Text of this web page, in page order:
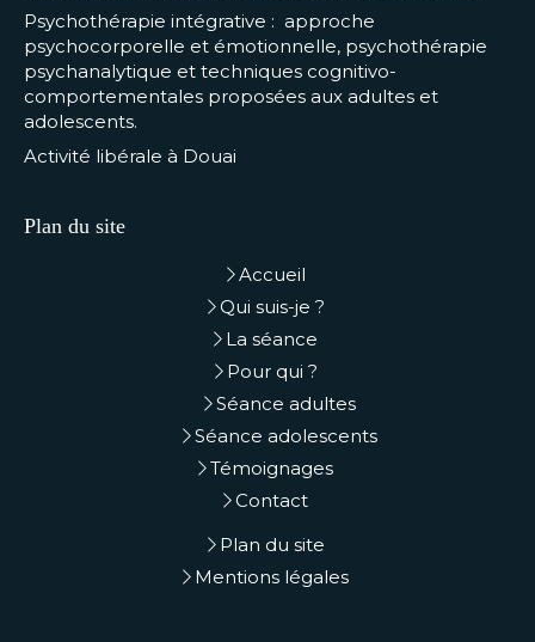
Psychothérapie intégrative : approche
psychocorporelle et émotionnelle, psychothérapie
psychanalytique et techniques cognitivo-
comportementales proposées aux adultes et
adolescents.
Activité libérale à Douai
Plan du site
Accueil
Qui suis-je ?
La séance
Pour qui ?
Séance adultes
Séance adolescents
Témoignages
Contact
Plan du site
Mentions légales